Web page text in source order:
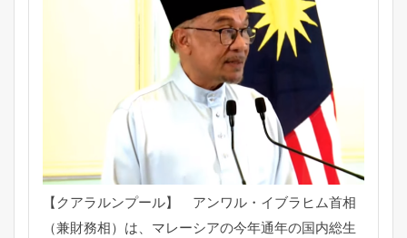
【クアラルンプール】 アンワル・イブラヒム首相
（兼財務相）は、 マレーシアの今年通年の国内総生